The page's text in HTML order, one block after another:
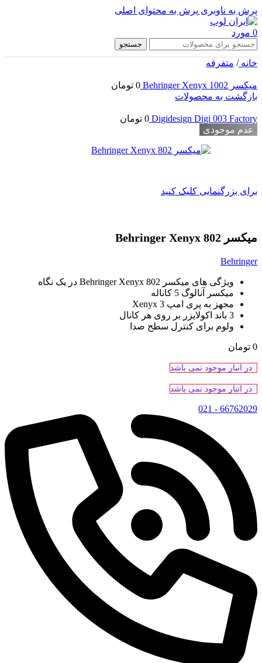
پرش به ناوبری پرش به محتوای اصلی
0 مورد
جستجو
خانه/ متفرقه
میکسر Behringer Xenyx 1002 0 تومان
بازگشت به محصولات
Digidesign Digi 003 Factory
0 تومان
عدم موجودی
برای بزرگنمایی کلیک کنید
میکسر Behringer Xenyx 802
Behringer
ویژگی های میکسر Behringer Xenyx 802 در یک نگاه
میکسر آنالوگ 5 کاناله
مجهز به پری امپ Xenyx 3
3 باند اکولایزر بر روی هر کانال
ولوم برای کنترل سطح صدا
0 تومان
در انبار موجود نمی باشد
در انبار موجود نمی باشد
66762029 - 021